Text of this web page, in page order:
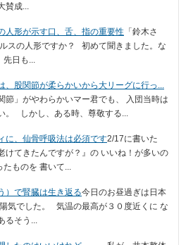
成...
人形が示す口、舌、指の重要性 「鈴木さ
スの人形ですか？ 初めて聞きました。な
日も...
、股関節が柔らかいから大リーグに行っ...
節」がやわらかいマー君でも、 入団当時は
。 しかし、ある時、尊敬する...
に、仙骨呼吸法は必須です2/17に書いた
けてきたんですが？』の いいね！が多いの
ものを 書いて...
）で腎臓は生き返る今日のお昼過ぎは日本
気でした。 気温の最高が３０度近くに な
るそう...